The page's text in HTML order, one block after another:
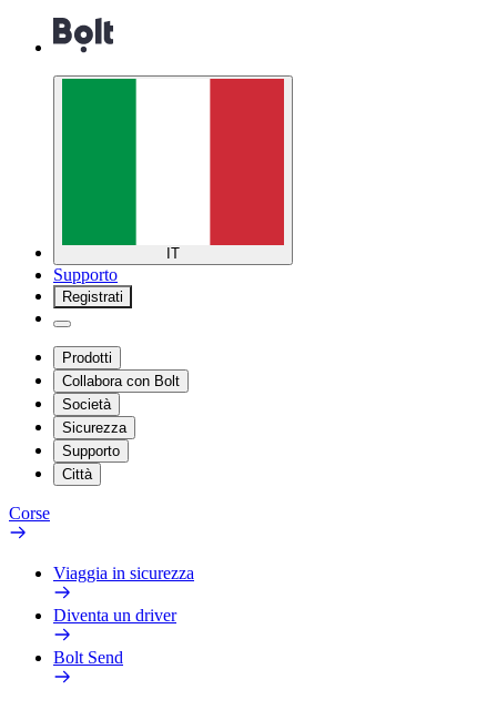
IT
Supporto
Registrati
Prodotti
Collabora con Bolt
Società
Sicurezza
Supporto
Città
Corse
Viaggia in sicurezza
Diventa un driver
Bolt Send